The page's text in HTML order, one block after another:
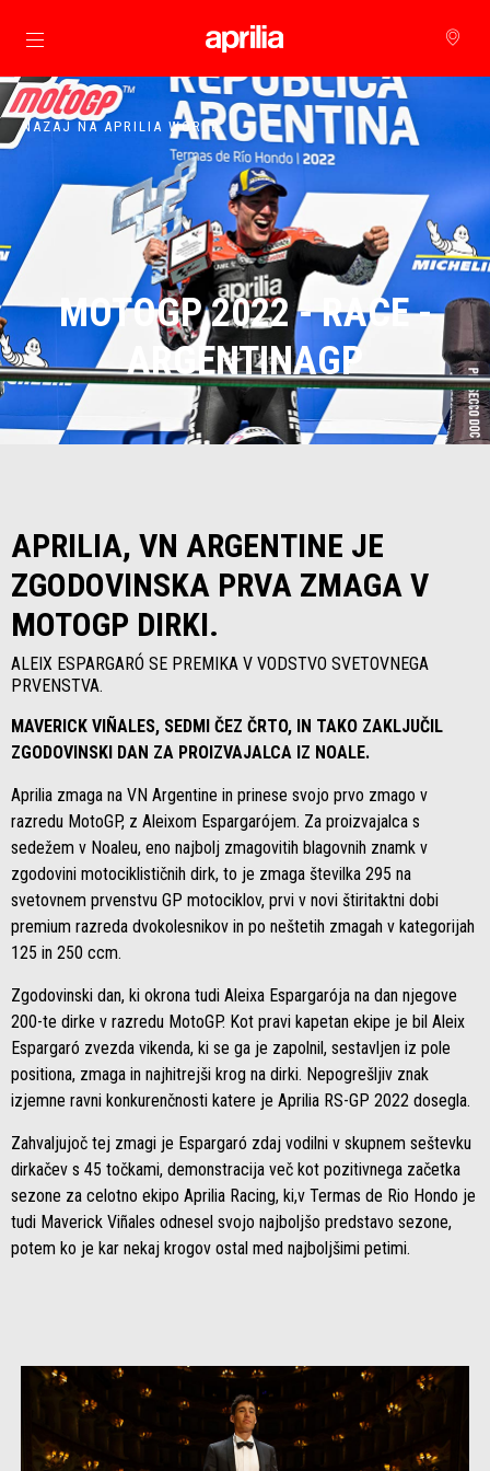
Pojdi na glavno vsebino
NAZAJ NA APRILIA WORLD
MOTOGP 2022 - RACE -
ARGENTINAGP
APRILIA, VN ARGENTINE JE
ZGODOVINSKA PRVA ZMAGA V
MOTOGP DIRKI.
ALEIX ESPARGARÓ SE PREMIKA V VODSTVO SVETOVNEGA
PRVENSTVA.
MAVERICK VIÑALES, SEDMI ČEZ ČRTO, IN TAKO ZAKLJUČIL
ZGODOVINSKI DAN ZA PROIZVAJALCA IZ NOALE.
Aprilia zmaga na VN Argentine in prinese svojo prvo zmago v
razredu MotoGP, z Aleixom Espargarójem. Za proizvajalca s
sedežem v Noaleu, eno najbolj zmagovitih blagovnih znamk v
zgodovini motociklističnih dirk, to je zmaga številka 295 na
svetovnem prvenstvu GP motociklov, prvi v novi štiritaktni dobi
premium razreda dvokolesnikov in po neštetih zmagah v kategorijah
125 in 250 ccm.
Zgodovinski dan, ki okrona tudi Aleixa Espargarója na dan njegove
200-te dirke v razredu MotoGP. Kot pravi kapetan ekipe je bil Aleix
Espargaró zvezda vikenda, ki se ga je zapolnil, sestavljen iz pole
positiona, zmaga in najhitrejši krog na dirki. Nepogrešljiv znak
izjemne ravni konkurenčnosti katere je Aprilia RS-GP 2022 dosegla.
Zahvaljujoč tej zmagi je Espargaró zdaj vodilni v skupnem seštevku
dirkačev s 45 točkami, demonstracija več kot pozitivnega začetka
sezone za celotno ekipo Aprilia Racing, ki,v Termas de Rio Hondo je
tudi Maverick Viñales odnesel svojo najboljšo predstavo sezone,
potem ko je kar nekaj krogov ostal med najboljšimi petimi.